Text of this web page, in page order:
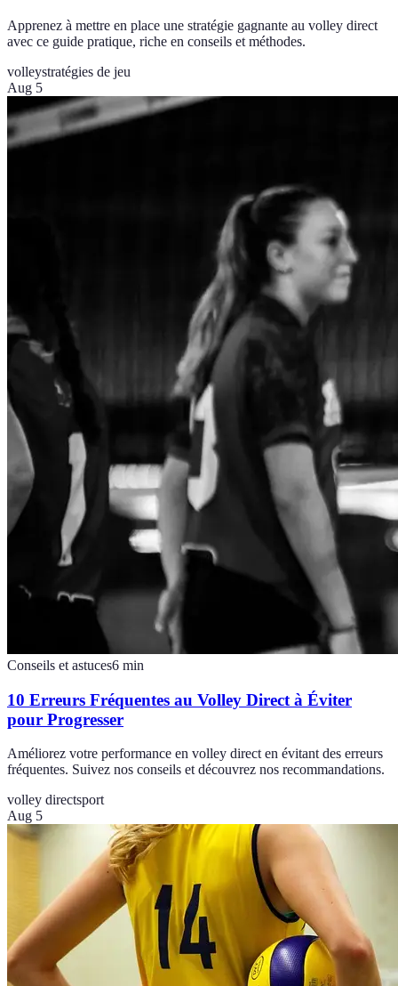
Apprenez à mettre en place une stratégie gagnante au volley direct
avec ce guide pratique, riche en conseils et méthodes.
volleystratégies de jeu
Aug 5
Conseils et astuces6 min
10 Erreurs Fréquentes au Volley Direct à Éviter
pour Progresser
Améliorez votre performance en volley direct en évitant des erreurs
fréquentes. Suivez nos conseils et découvrez nos recommandations.
volley directsport
Aug 5